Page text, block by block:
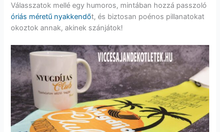
Válasszatok mellé egy humoros, mintában hozzá passzoló
óriás méretű nyakkendőt, és biztosan poénos pillanatokat
okoztok annak, akinek szánjátok!